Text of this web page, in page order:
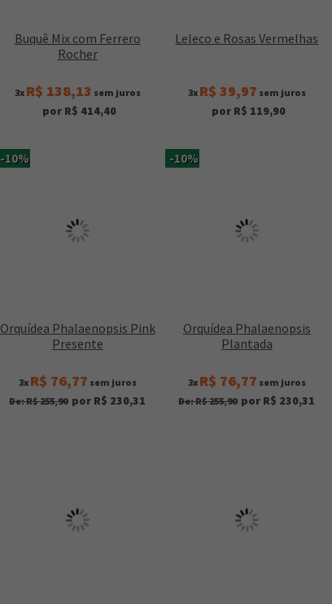
Buquê Mix com Ferrero
Rocher
3x R$ 138,13 sem juros
por R$ 414,40
Leleco e Rosas Vermelhas
3x R$ 39,97 sem juros
por R$ 119,90
-10%
Orquídea Phalaenopsis Pink
Presente
3x R$ 76,77 sem juros
De: R$ 255,90 por R$ 230,31
-10%
Orquídea Phalaenopsis
Plantada
3x R$ 76,77 sem juros
De: R$ 255,90 por R$ 230,31